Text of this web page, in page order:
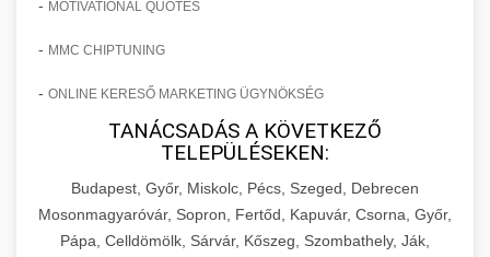
- MOTIVATIONAL QUOTES
- MMC CHIPTUNING
- ONLINE KERESŐ MARKETING ÜGYNÖKSÉG
TANÁCSADÁS A KÖVETKEZŐ
TELEPÜLÉSEKEN:
Budapest, Győr, Miskolc, Pécs, Szeged, Debrecen
Mosonmagyaróvár, Sopron, Fertőd, Kapuvár, Csorna, Győr,
Pápa, Celldömölk, Sárvár, Kőszeg, Szombathely, Ják,